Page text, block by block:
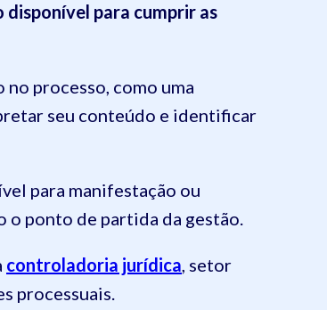
para cumprir as
processo, como uma
seu conteúdo e identificar
para manifestação ou
o ponto de partida da gestão.
controladoria jurídica, setor
processuais.